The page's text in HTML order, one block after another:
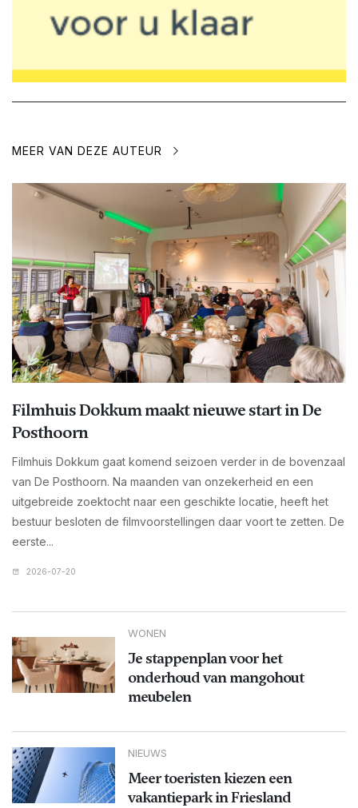
MEER VAN DEZE AUTEUR
Filmhuis Dokkum maakt nieuwe start in De
Posthoorn
Filmhuis Dokkum gaat komend seizoen verder in de bovenzaal
van De Posthoorn. Na maanden van onzekerheid en een
uitgebreide zoektocht naar een geschikte locatie, heeft het
bestuur besloten de filmvoorstellingen daar voort te zetten. De
eerste...
2026-07-20
WONEN
Je stappenplan voor het
onderhoud van mangohout
meubelen
NIEUWS
Meer toeristen kiezen een
vakantiepark in Friesland